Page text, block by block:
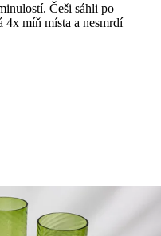
Češi sáhli po
4x míň místa a nesmrdí